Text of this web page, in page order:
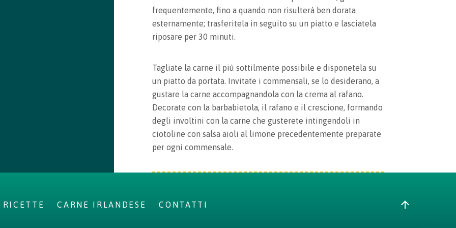
frequentemente, fino a quando non risulterà ben dorata
esternamente; trasferitela in seguito su un piatto e lasciatela
riposare per 30 minuti.
Tagliate la carne il più sottilmente possibile e disponetela su
un piatto da portata. Invitate i commensali, se lo desiderano, a
gustare la carne accompagnandola con la crema al rafano.
Decorate con la barbabietola, il rafano e il crescione, formando
degli involtini con la carne che gusterete intingendoli in
ciotoline con salsa aioli al limone precedentemente preparate
per ogni commensale.
RICETTE CARNE IRLANDESE CONTATTI